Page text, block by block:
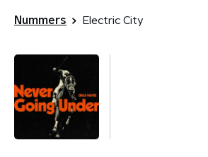
Nummers Electric City